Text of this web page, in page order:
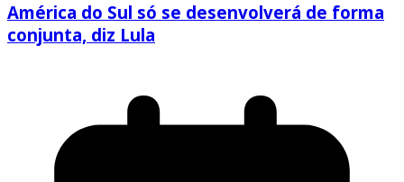
América do Sul só se desenvolverá de forma
conjunta, diz Lula